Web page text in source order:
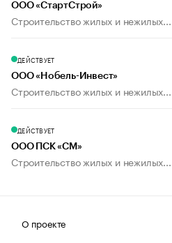
ООО «СтартСтрой»
Строительство жилых и нежилых...
ДЕЙСТВУЕТ
ООО «Нобель-Инвест»
Строительство жилых и нежилых...
ДЕЙСТВУЕТ
ООО ПСК «СМ»
Строительство жилых и нежилых...
О проекте